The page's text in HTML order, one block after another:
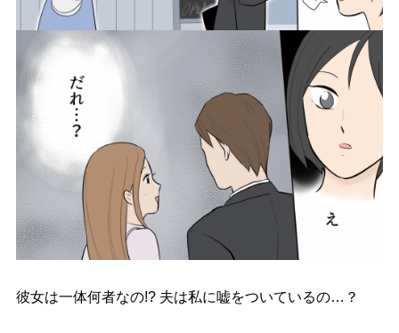
彼女は一体何者なの!? 夫は私に嘘をついているの…？